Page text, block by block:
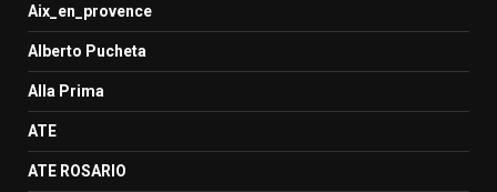
Aix_en_provence
Alberto Pucheta
Alla Prima
ATE
ATE ROSARIO